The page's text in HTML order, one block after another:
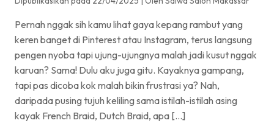
Pernah nggak sih kamu lihat gaya kepang rambut yang
keren banget di Pinterest atau Instagram, terus langsung
pengen nyoba tapi ujung-ujungnya malah jadi kusut nggak
karuan? Sama! Dulu aku juga gitu. Kayaknya gampang,
tapi pas dicoba kok malah bikin frustrasi ya? Nah,
daripada pusing tujuh keliling sama istilah-istilah asing
kayak French Braid, Dutch Braid, apa […]